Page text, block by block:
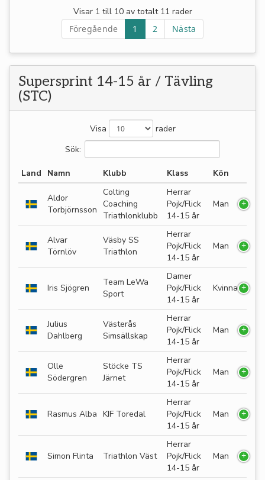
Visar 1 till 10 av totalt 11 rader
Föregående
1 2 Nästa
Supersprint 14-15 år / Tävling
(STC)
Visa
rader
Sök:
Land Namn Klubb Klass Kön
Aldor
Torbjörnsson
Colting
Coaching
Triathlonklubb
Herrar
Pojk/Flick
14-15 år
Man
Alvar
Törnlöv
Väsby SS
Triathlon
Herrar
Pojk/Flick
14-15 år
Man
Iris Sjögren
Team LeWa
Sport
Damer
Pojk/Flick
14-15 år
Kvinna
Julius
Dahlberg
Västerås
Simsällskap
Herrar
Pojk/Flick
14-15 år
Man
Olle
Södergren
Stöcke TS
Järnet
Herrar
Pojk/Flick
14-15 år
Man
Rasmus Alba KIF Toredal
Herrar
Pojk/Flick
14-15 år
Man
Simon Flinta Triathlon Väst
Herrar
Pojk/Flick
14-15 år
Man